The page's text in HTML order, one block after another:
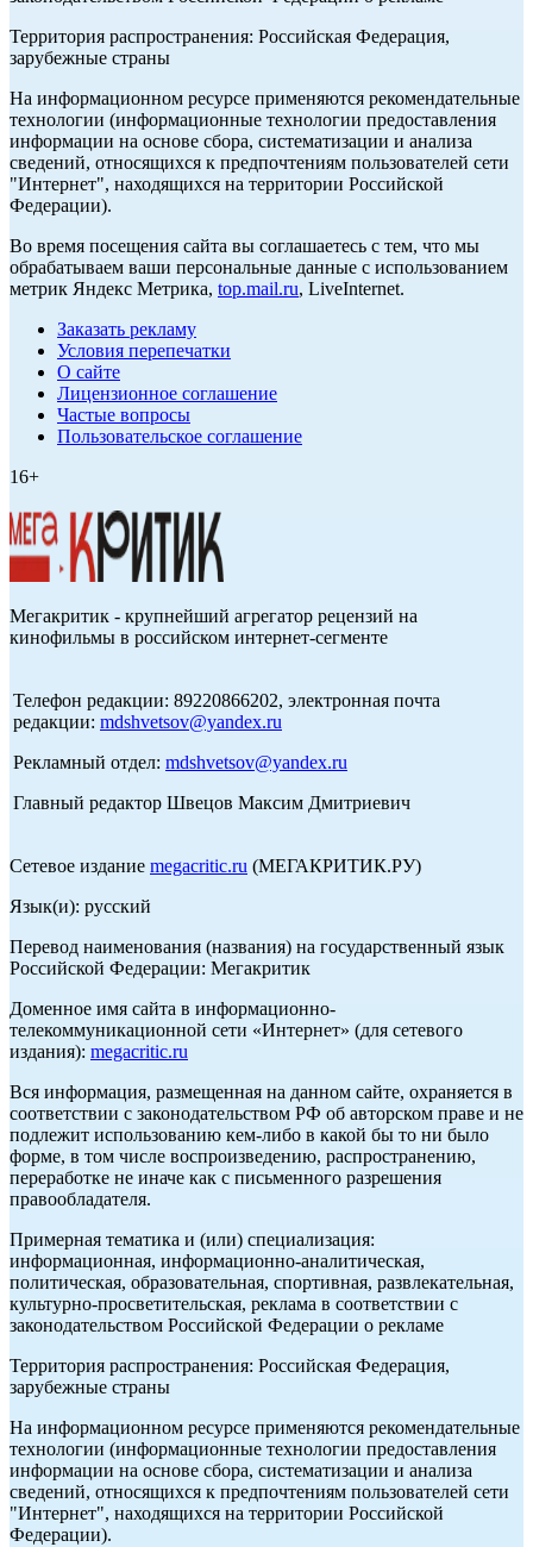
Территория распространения: Российская Федерация,
зарубежные страны
На информационном ресурсе применяются рекомендательные
технологии (информационные технологии предоставления
информации на основе сбора, систематизации и анализа
сведений, относящихся к предпочтениям пользователей сети
"Интернет", находящихся на территории Российской
Федерации).
Во время посещения сайта вы соглашаетесь с тем, что мы
обрабатываем ваши персональные данные с использованием
метрик Яндекс Метрика, top.mail.ru, LiveInternet.
Заказать рекламу
Условия перепечатки
О сайте
Лицензионное соглашение
Частые вопросы
Пользовательское соглашение
16+
Мегакритик - крупнейший агрегатор рецензий на
кинофильмы в российском интернет-сегменте
Телефон редакции: 89220866202, электронная почта
редакции: mdshvetsov@yandex.ru
Рекламный отдел: mdshvetsov@yandex.ru
Главный редактор Швецов Максим Дмитриевич
Сетевое издание megacritic.ru (МЕГАКРИТИК.РУ)
Язык(и): русский
Перевод наименования (названия) на государственный язык
Российской Федерации: Мегакритик
Доменное имя сайта в информационно-
телекоммуникационной сети «Интернет» (для сетевого
издания): megacritic.ru
Вся информация, размещенная на данном сайте, охраняется в
соответствии с законодательством РФ об авторском праве и не
подлежит использованию кем-либо в какой бы то ни было
форме, в том числе воспроизведению, распространению,
переработке не иначе как с письменного разрешения
правообладателя.
Примерная тематика и (или) специализация:
информационная, информационно-аналитическая,
политическая, образовательная, спортивная, развлекательная,
культурно-просветительская, реклама в соответствии с
законодательством Российской Федерации о рекламе
Территория распространения: Российская Федерация,
зарубежные страны
На информационном ресурсе применяются рекомендательные
технологии (информационные технологии предоставления
информации на основе сбора, систематизации и анализа
сведений, относящихся к предпочтениям пользователей сети
"Интернет", находящихся на территории Российской
Федерации).